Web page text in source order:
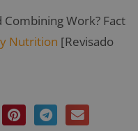
Combining Work? Fact
Nutrition [Revisado